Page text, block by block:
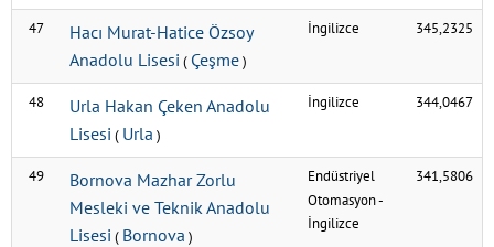
47
Hacı Murat-Hatice Özsoy
Anadolu Lisesi ( Çeşme)
İngilizce 345,2325
48
Urla Hakan Çeken Anadolu
Lisesi ( Urla )
İngilizce 344,0467
49
Bornova Mazhar Zorlu
Mesleki ve Teknik Anadolu
Lisesi ( Bornova )
Endüstriyel
Otomasyon-
İngilizce
341,5806